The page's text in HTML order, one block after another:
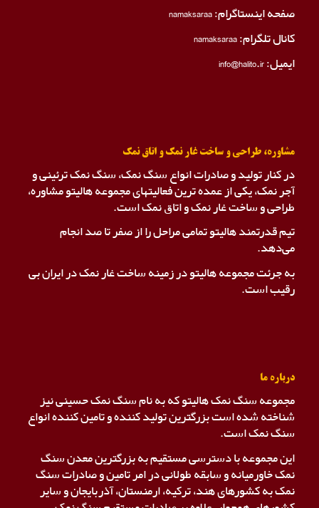
صفحه اینستاگرام:namaksaraa
کانال تلگرام:namaksaraa
ایمیل: info@halito.ir
مشاوره، طراحی و ساخت غار نمک و اتاق نمک
در کنار تولید و صادرات انواع سنگ نمک، سنگ نمک ترئینی و
آجر نمک، یکی از عمده ترین فعالیتهای مجموعه هالیتو مشاوره،
طراحی و ساخت غار نمک و اتاق نمک است.
تیم قدرتمند هالیتو تمامی مراحل را از صفر تا صد انجام
می‌دهد.
به جرئت مجموعه هالیتو در زمینه ساخت غار نمک در ایران بی
رقیب است.
درباره ما
مجموعه سنگ نمک هالیتو که به نام سنگ نمک حسینی نیز
شناخته شده است بزرگترین تولید کننده و تامین کننده انواع
سنگ نمک است.
این مجموعه با دسترسی مستقیم به بزرگترین معدن سنگ
نمک خاورمیانه و سابقه طولانی در امر تامین و صادرات سنگ
نمک به کشورهای هند، ترکیه، ارمنستان، آذربایجان و سایر